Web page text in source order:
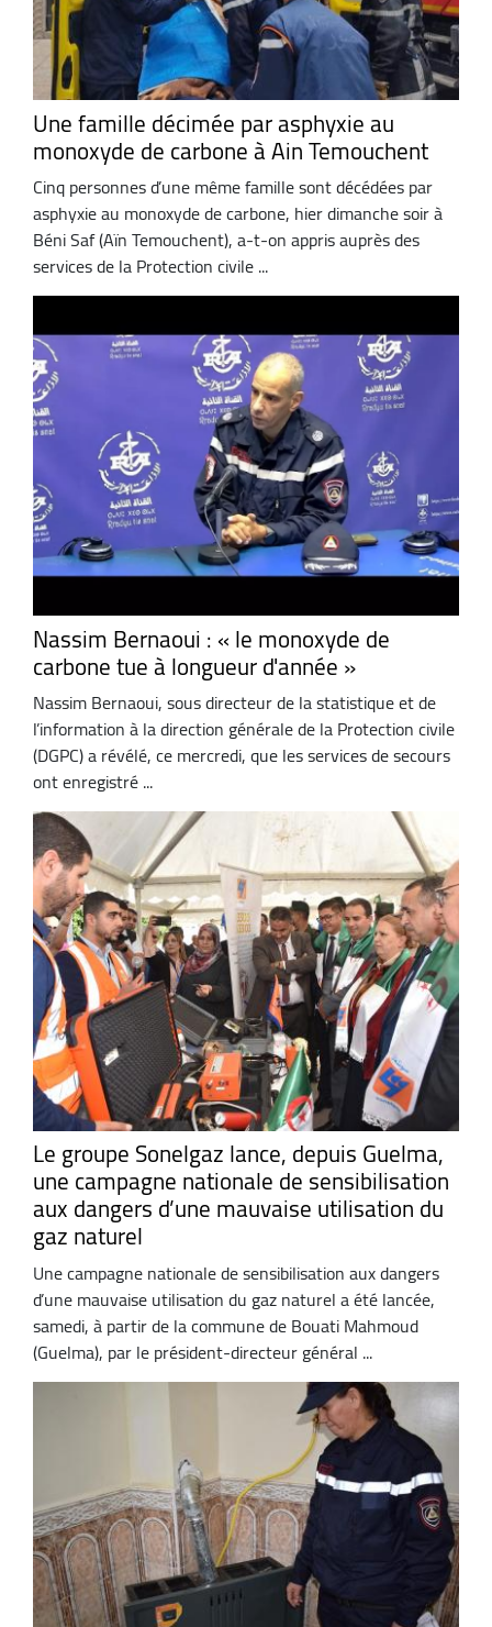
Une famille décimée par asphyxie au
monoxyde de carbone à Ain Temouchent
Cinq personnes d’une même famille sont décédées par
asphyxie au monoxyde de carbone, hier dimanche soir à
Béni Saf (Aïn Temouchent), a-t-on appris auprès des
services de la Protection civile ...
Nassim Bernaoui : « le monoxyde de
carbone tue à longueur d'année »
Nassim Bernaoui, sous directeur de la statistique et de
l’information à la direction générale de la Protection civile
(DGPC) a révélé, ce mercredi, que les services de secours
ont enregistré ...
Le groupe Sonelgaz lance, depuis Guelma,
une campagne nationale de sensibilisation
aux dangers d’une mauvaise utilisation du
gaz naturel
Une campagne nationale de sensibilisation aux dangers
d’une mauvaise utilisation du gaz naturel a été lancée,
samedi, à partir de la commune de Bouati Mahmoud
(Guelma), par le président-directeur général ...